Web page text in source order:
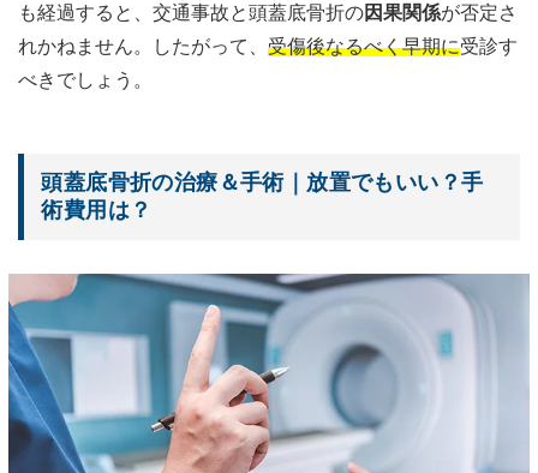
も経過すると、交通事故と頭蓋底骨折の因果関係が否定さ
れかねません。したがって、 受傷後なるべく早期に受診す
べきでしょう。
頭蓋底骨折の治療＆手術｜放置でもいい？手
術費用は？